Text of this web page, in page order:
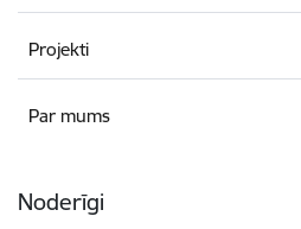
Projekti
Par mums
Noderīgi